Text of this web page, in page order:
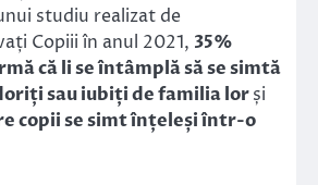
studiu realizat de
Copiii în anul 2021, 35%
că li se întâmplă să se simtă
sau iubiți de familia lorși
copii se simt înțeleși într-o